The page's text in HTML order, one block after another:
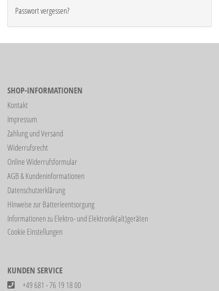
Passwort vergessen?
SHOP-INFORMATIONEN
Kontakt
Impressum
Zahlung und Versand
Widerrufsrecht
Online Widerrufsformular
AGB & Kundeninformationen
Datenschutzerklärung
Hinweise zur Batterieentsorgung
Informationen zu Elektro- und Elektronik(alt)geräten
Cookie Einstellungen
KUNDEN SERVICE
+49 681 - 76 19 18 00